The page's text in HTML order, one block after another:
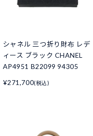
シャネル 三つ折り財布 レデ
ィース ブラック CHANEL
AP4951 B22099 94305
¥271,700(税込)